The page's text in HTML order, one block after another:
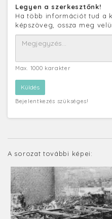
Legyen a szerkesztőnk!
Ha több információt tud a
képszöveg, ossza meg
Max. 1000 karakter
Bejelentkezés szükséges!
A sorozat további képei: